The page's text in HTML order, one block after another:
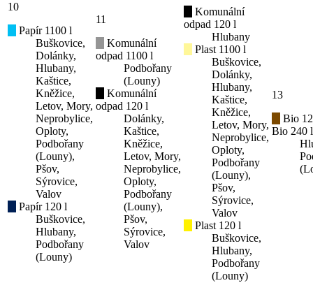
10
Papír 1100 l
Buškovice,
Dolánky,
Hlubany,
Kaštice,
Kněžice,
Letov, Mory,
Neprobylice,
Oploty,
Podbořany
(Louny),
Pšov,
Sýrovice,
Valov
Papír 120 l
Buškovice,
Hlubany,
Podbořany
(Louny)
11
Komunální
odpad 1100 l
Podbořany
(Louny)
Komunální
odpad 120 l
Dolánky,
Kaštice,
Kněžice,
Letov, Mory,
Neprobylice,
Oploty,
Podbořany
(Louny),
Pšov,
Sýrovice,
Valov
Komunální
odpad 120 l
Hlubany
Plast 1100 l
Buškovice,
Dolánky,
Hlubany,
Kaštice,
Kněžice,
Letov, Mory,
Neprobylice,
Oploty,
Podbořany
(Louny),
Pšov,
Sýrovice,
Valov
Plast 120 l
Buškovice,
Hlubany,
Podbořany
(Louny)
13
Bio
Bio 240 l